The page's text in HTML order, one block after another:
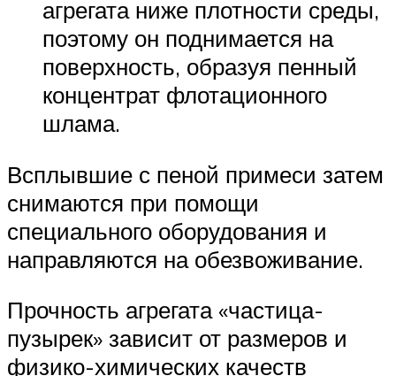
агрегата ниже плотности среды,
поэтому он поднимается на
поверхность, образуя пенный
концентрат флотационного
шлама.
Всплывшие с пеной примеси затем
снимаются при помощи
специального оборудования и
направляются на обезвоживание.
Прочность агрегата «частица-
пузырек» зависит от размеров и
физико-химических качеств